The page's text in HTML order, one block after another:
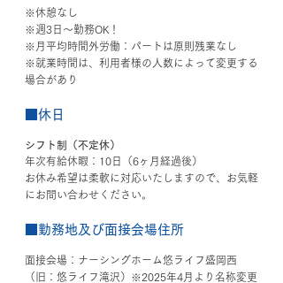
※休憩なし
※週3日～勤務OK！
※月平均時間外労働：パートは原則残業なし
※就業時間は、利用者様の人数によって変更する
場合があり
■休日
シフト制（不定休）
年次有給休暇：10日（6ヶ月経過後）
お休み希望は柔軟に対応いたしますので、お気軽
にお問い合わせください。
■勤務地及び面接会場住所
面接会場：ナーシングホーム悠ライフ盛岡西
（旧：悠ライフ滝沢）※2025年4月より名称変更